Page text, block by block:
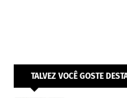
TALVEZ VOCÊ GOSTE